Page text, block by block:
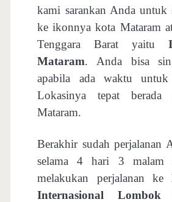
kami sarankan Anda untuk
ke ikonnya kota Mataram
Tenggara Barat yaitu
Mataram. Anda bisa
apabila ada waktu untuk
Lokasinya tepat
Mataram.
Berakhir sudah perjalanan
selama 4 hari 3 malam
melakukan perjalanan ke
Internasional